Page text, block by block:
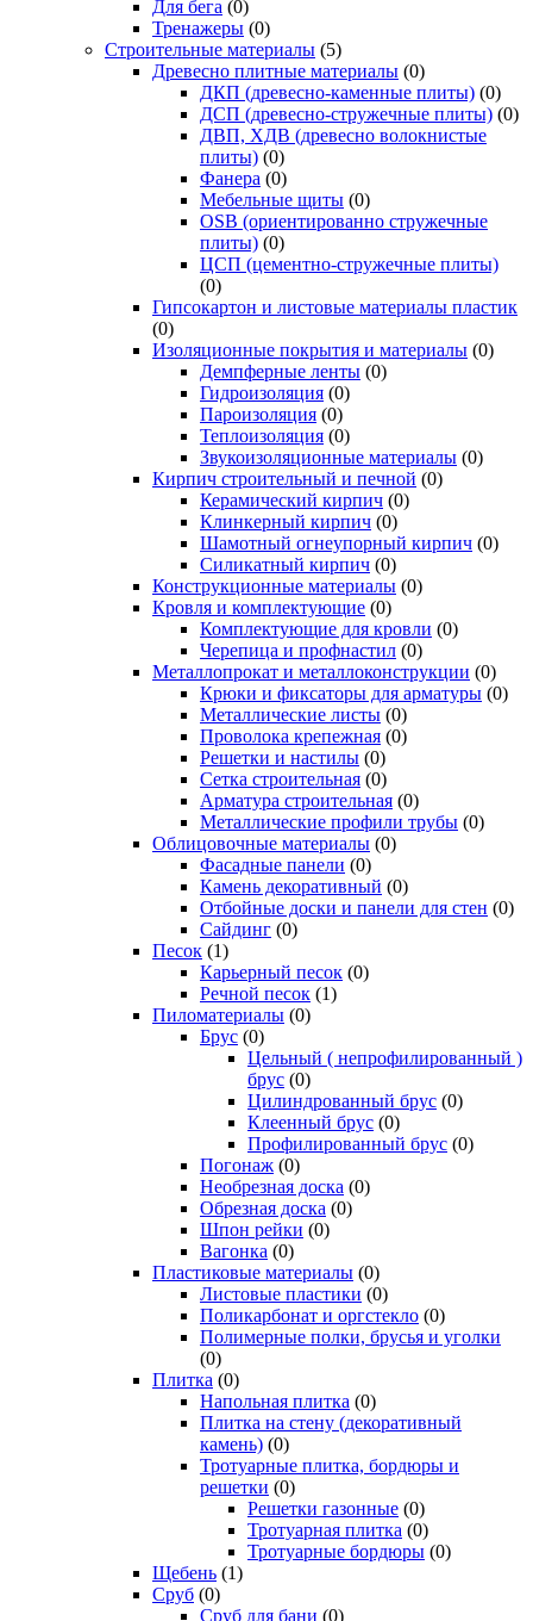
Для бега (0)
Тренажеры (0)
Строительные материалы (5)
Древесно плитные материалы (0)
ДКП (древесно-каменные плиты) (0)
ДСП (древесно-стружечные плиты) (0)
ДВП, ХДВ (древесно волокнистые
плиты) (0)
Фанера (0)
Мебельные щиты (0)
OSB (ориентированно стружечные
плиты) (0)
ЦСП (цементно-стружечные плиты)
(0)
Гипсокартон и листовые материалы пластик
(0)
Изоляционные покрытия и материалы (0)
Демпферные ленты (0)
Гидроизоляция (0)
Пароизоляция (0)
Теплоизоляция (0)
Звукоизоляционные материалы (0)
Кирпич строительный и печной (0)
Керамический кирпич (0)
Клинкерный кирпич (0)
Шамотный огнеупорный кирпич (0)
Силикатный кирпич (0)
Конструкционные материалы (0)
Кровля и комплектующие (0)
Комплектующие для кровли (0)
Черепица и профнастил (0)
Металлопрокат и металлоконструкции (0)
Крюки и фиксаторы для арматуры (0)
Металлические листы (0)
Проволока крепежная (0)
Решетки и настилы (0)
Сетка строительная (0)
Арматура строительная (0)
Металлические профили трубы (0)
Облицовочные материалы (0)
Фасадные панели (0)
Камень декоративный (0)
Отбойные доски и панели для стен (0)
Сайдинг (0)
Песок (1)
Карьерный песок (0)
Речной песок (1)
Пиломатериалы (0)
Брус (0)
Цельный ( непрофилированный )
брус (0)
Цилиндрованный брус (0)
Клеенный брус (0)
Профилированный брус (0)
Погонаж (0)
Необрезная доска (0)
Обрезная доска (0)
Шпон рейки (0)
Вагонка (0)
Пластиковые материалы (0)
Листовые пластики (0)
Поликарбонат и оргстекло (0)
Полимерные полки, брусья и уголки
(0)
Плитка (0)
Напольная плитка (0)
Плитка на стену (декоративный
камень) (0)
Тротуарные плитка, бордюры и
решетки (0)
Решетки газонные (0)
Тротуарная плитка (0)
Тротуарные бордюры (0)
Щебень (1)
Сруб (0)
Сруб для бани (0)